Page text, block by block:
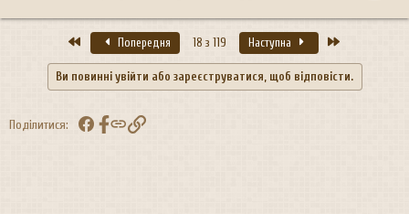
ПершийПопередня 18 з 119 Наступна
Ви повинні увійти або зареєструватися, щоб відповісти.
Поділитися: FacebookПосилання